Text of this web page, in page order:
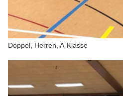
Doppel, Herren, A-Klasse